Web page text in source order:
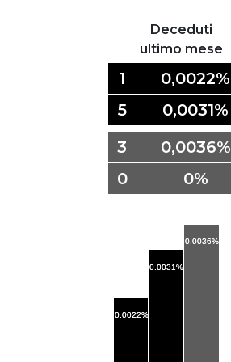
Deceduti
ultimo mese
1
0,0022%
5
0,0031%
3
0,0036%
0
0%
0.0022%
0.0022%
0.0031%
0.0031%
0.0036%
0.0036%